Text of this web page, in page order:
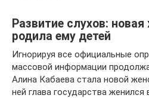
Развитие слухов:
родила ему детей
Игнорируя все официальные
массовой информации
Алина Кабаева стала новой
ней глава государства женился